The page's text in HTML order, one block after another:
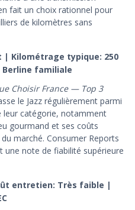
fait un choix rationnel pour
de kilomètres sans
| Kilométrage typique: 250
Berline familiale
Choisir France — Top 3
le Jazz régulièrement parmi
leur catégorie, notamment
gourmand et ses coûts
marché. Consumer Reports
une note de fiabilité supérieure
entretien: Très faible |